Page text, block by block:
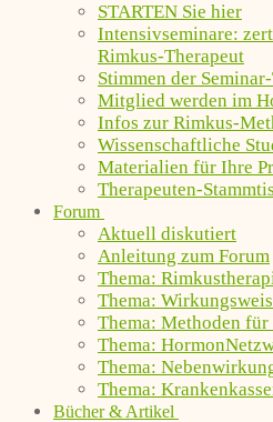
STARTEN Sie hier
Intensivseminare:
Rimkus-Therapeut
Stimmen der
Mitglied werden im
Infos zur Rimkus-
Wissenschaftliche
Materialien für Ihre
Therapeuten-
Forum
Aktuell diskutiert
Anleitung zum Forum
Thema:
Thema:
Thema: Methoden
Thema:
Thema:
Thema:
Bücher & Artikel